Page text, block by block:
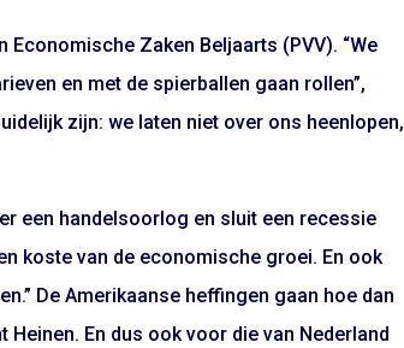
Zaken Beljaarts (PVV). “We
en met de spierballen gaan rollen”,
zijn: we laten niet over ons heenlopen,
een handelsoorlog en sluit een recessie
koste van de economische groei. En ook
De Amerikaanse heffingen gaan hoe dan
En dus ook voor die van Nederland